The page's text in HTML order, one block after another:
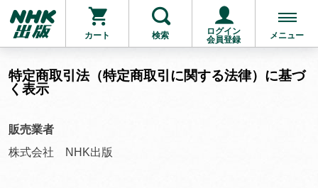
カート 検索
ログイン
会員登録
メニュー
特定商取引法（特定商取引に関する法律）に基づ
く表示
販売業者
株式会社 NHK出版